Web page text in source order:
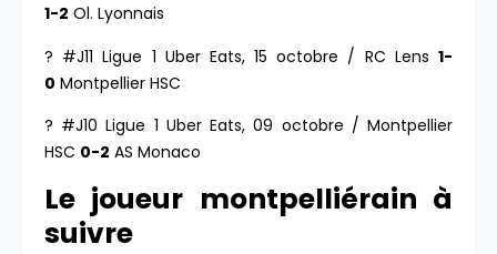
1-2 Ol. Lyonnais
? #J11 Ligue 1 Uber Eats, 15 octobre / RC Lens 1-
0 Montpellier HSC
? #J10 Ligue 1 Uber Eats, 09 octobre / Montpellier
HSC 0-2 AS Monaco
Le joueur montpelliérain à
suivre